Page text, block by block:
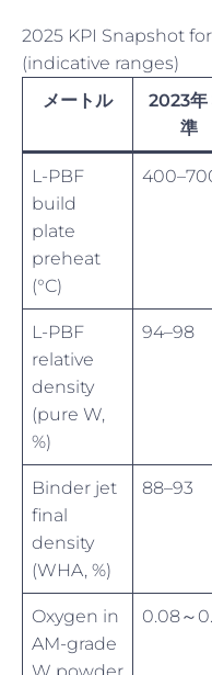
2025 KPI Snapshot
(indicative ranges)
メートル
2023年
準
L-PBF
build
plate
preheat
(°C)
L-PBF
relative
density
(pure W,
%)
94–98
Binder jet
final
density
(WHA, %)
88–93
Oxygen in
AM-grade
0.08～